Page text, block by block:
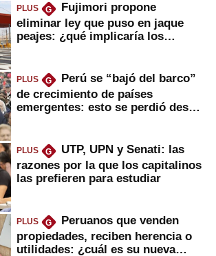
PLUS G
Fujimori propone
eliminar ley que puso en jaque
peajes: ¿qué implicaría los
PLUS G
Perú se “bajó del barco”
de crecimiento de países
emergentes: esto se perdió desde
PLUS G
UTP, UPN y Senati: las
razones por la que los capitalinos
las prefieren para estudiar
PLUS G
Peruanos que venden
propiedades, reciben herencia o
utilidades: ¿cuál es su nueva